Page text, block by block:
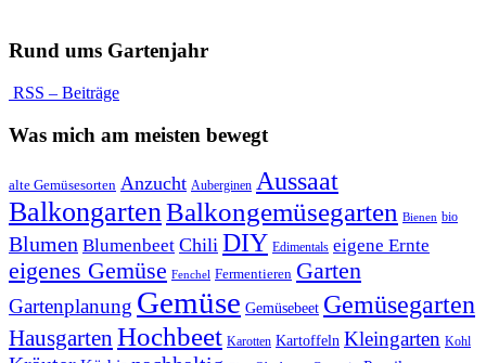
Rund ums Gartenjahr
RSS – Beiträge
Was mich am meisten bewegt
alte Gemüsesorten Anzucht Auberginen Aussaat
BalkongartenBalkongemüsegarten Bienen bio
Blumen Blumenbeet Chili DIY Edimentals eigene Ernte
eigenes Gemüse Fenchel Fermentieren Garten
Gartenplanung Gemüse Gemüsebeet Gemüsegarten
Hausgarten Hochbeet Karotten Kartoffeln Kleingarten Kohl